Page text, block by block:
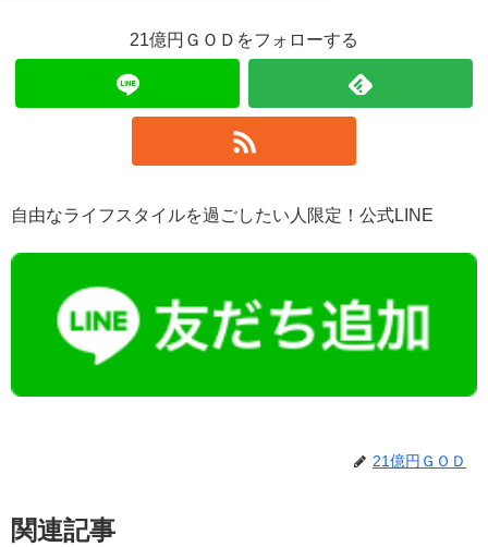
21億円ＧＯＤをフォローする
自由なライフスタイルを過ごしたい人限定！公式LINE
21億円ＧＯＤ
関連記事